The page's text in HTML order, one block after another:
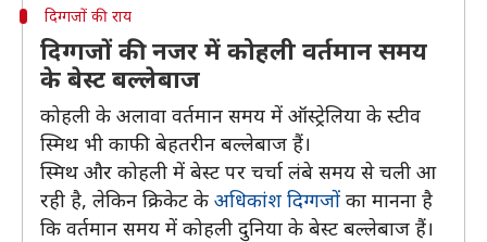
दिग्गजों की राय
दिग्गजों की नजर में कोहली वर्तमान समय
के बेस्ट बल्लेबाज
कोहली के अलावा वर्तमान समय में ऑस्ट्रेलिया के स्टीव
स्मिथ भी काफी बेहतरीन बल्लेबाज हैं।
स्मिथ और कोहली में बेस्ट पर चर्चा लंबे समय से चली आ
रही है, लेकिन क्रिकेट के अधिकांश दिग्गजों का मानना है
कि वर्तमान समय में कोहली दुनिया के बेस्ट बल्लेबाज हैं।